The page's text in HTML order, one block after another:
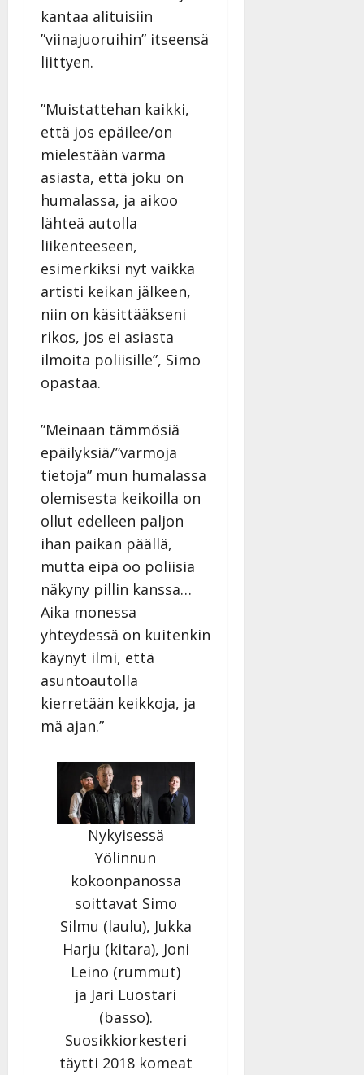
kantaa alituisiin
”viinajuoruihin” itseensä
liittyen.
”Muistattehan kaikki,
että jos epäilee/on
mielestään varma
asiasta, että joku on
humalassa, ja aikoo
lähteä autolla
liikenteeseen,
esimerkiksi nyt vaikka
artisti keikan jälkeen,
niin on käsittääkseni
rikos, jos ei asiasta
ilmoita poliisille”, Simo
opastaa.
”Meinaan tämmösiä
epäilyksiä/”varmoja
tietoja” mun humalassa
olemisesta keikoilla on
ollut edelleen paljon
ihan paikan päällä,
mutta eipä oo poliisia
näkyny pillin kanssa…
Aika monessa
yhteydessä on kuitenkin
käynyt ilmi, että
asuntoautolla
kierretään keikkoja, ja
mä ajan.”
Nykyisessä
Yölinnun
kokoonpanossa
soittavat Simo
Silmu (laulu), Jukka
Harju (kitara), Joni
Leino (rummut)
ja Jari Luostari
(basso).
Suosikkiorkesteri
täytti 2018 komeat